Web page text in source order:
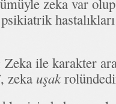
zeka var
ile karakter
, zeka uşak